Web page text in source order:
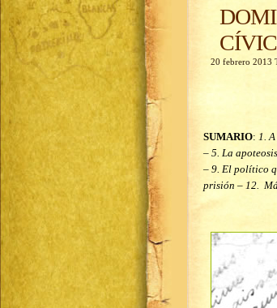
20 febrero 2013
SUMARIO: 1.
– 5. La
– 9. El político
prisión – 12.